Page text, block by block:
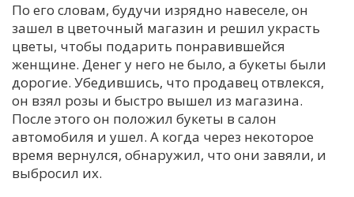
По его словам, будучи изрядно навеселе, он
зашел в цветочный магазин и решил украсть
цветы, чтобы подарить понравившейся
женщине. Денег у него не было, а букеты были
дорогие. Убедившись, что продавец отвлекся,
он взял розы и быстро вышел из магазина.
После этого он положил букеты в салон
автомобиля и ушел. А когда через некоторое
время вернулся, обнаружил, что они завяли, и
выбросил их.